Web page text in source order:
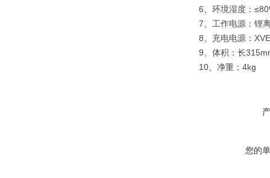
6、环境湿度：
7、工作电源：锂
8、充电电源：
9、体积：长
10、净重：4kg
您的